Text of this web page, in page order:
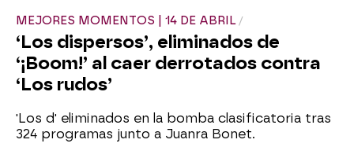
MEJORES MOMENTOS | 14 DE ABRIL
‘Los dispersos’, eliminados de
‘¡Boom!’ al caer derrotados contra
‘Los rudos’
'Los d' eliminados en la bomba clasificatoria tras
324 programas junto a Juanra Bonet.